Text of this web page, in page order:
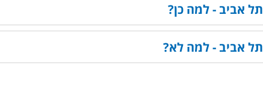
תל אביב - למה כן?
תל אביב - למה לא?